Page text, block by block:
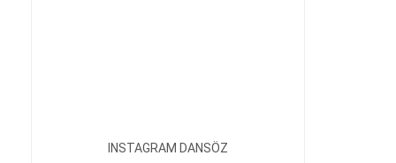
INSTAGRAM DANSÖZ